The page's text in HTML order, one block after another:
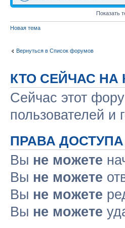
Показать
Новая тема
Вернуться в Список форумов
КТО СЕЙЧАС НА
Сейчас этот
пользователей и
ПРАВА ДОСТУПА
Вы не можете
Вы не можете
Вы не можете
Вы не можете